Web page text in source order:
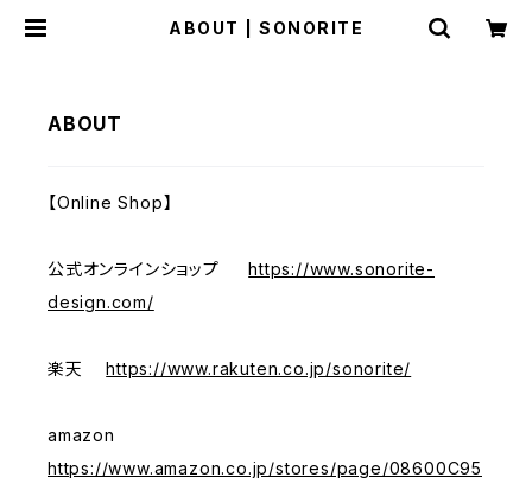
ABOUT | SONORITE
ABOUT
【Online Shop】
公式オンラインショップhttps://www.sonorite-
design.com/
楽天https://www.rakuten.co.jp/sonorite/
amazon
https://www.amazon.co.jp/stores/page/08600C95